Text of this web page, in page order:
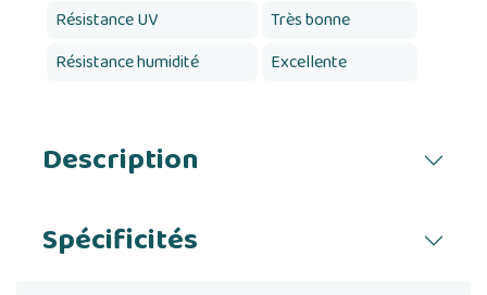
Résistance UV
Très bonne
Résistance humidité
Excellente
Description
Spécificités